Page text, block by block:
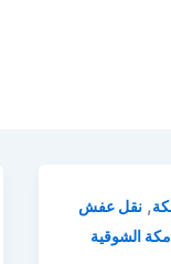
, نقل عفش
الشوقية